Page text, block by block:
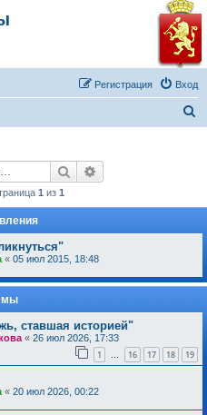
Вход
Регистрация
Поиск
1 из 1
« 05 июл 2015, 18:48
ставшая историей"
« 26 июл 2026, 17:33
1 … 16 17 18 19
« 20 июл 2026, 00:22